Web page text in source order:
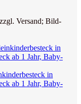
Versand; Bild-
in
ab 1 Jahr, Baby-